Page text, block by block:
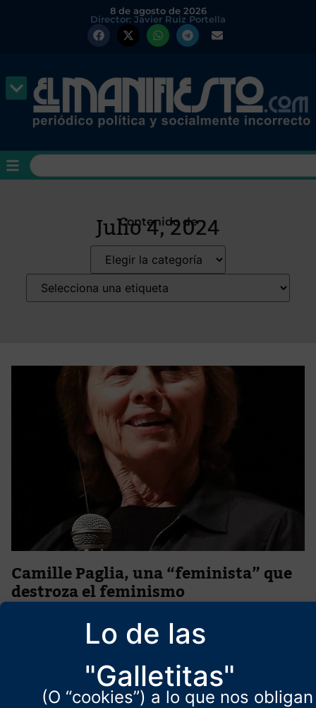
Lo de las
"Galletitas"
(O “cookies”) a lo que nos obligan
8 de agosto de 2026
Director: Javier Ruiz Portella
Contenido de
Julio 4, 2024
Camille Paglia, una “feminista” que
destroza el feminismo
“Si la civilización hubiera quedado en manos de las mujeres
seguiríamos viviendo en la cueva.”